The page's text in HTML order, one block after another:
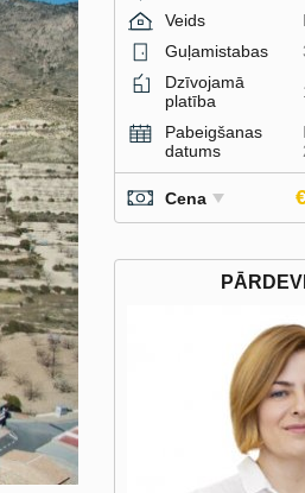
Veids
Guļamistabas
Dzīvojamā
platība
Pabeigšanas
datums
Cena